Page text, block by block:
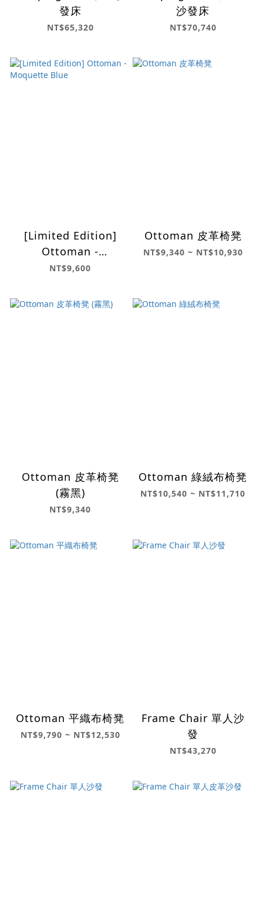
發床
NT$65,320
沙發床
NT$70,740
[Limited Edition]
Ottoman -
Moquette Blue
NT$9,600
Ottoman 皮革椅凳
NT$9,340 ~ NT$10,930
Ottoman 皮革椅凳
(霧黑)
NT$9,340
Ottoman 綠絨布椅凳
NT$10,540 ~ NT$11,710
Ottoman 平織布椅凳
NT$9,790 ~ NT$12,530
Frame Chair 單人沙
發
NT$43,270